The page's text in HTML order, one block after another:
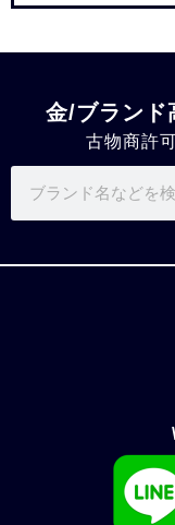
金/ブラン
古物商許